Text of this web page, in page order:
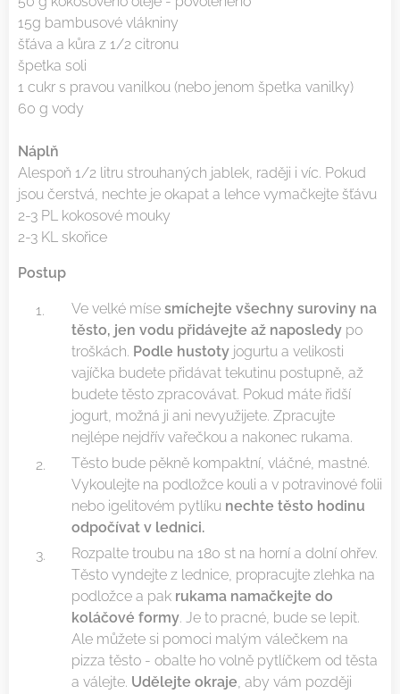
15g bambusové vlákniny
šťáva a kůra z 1/2 citronu
špetka soli
1 cukr s pravou vanilkou (nebo jenom špetka vanilky)
60 g vody
Náplň
Alespoň 1/2 litru strouhaných jablek, raději i víc. Pokud
jsou čerstvá, nechte je okapat a lehce vymačkejte šťávu
2-3 PL kokosové mouky
2-3 KL skořice
Postup
Ve velké míse smíchejte všechny suroviny na
těsto, jen vodu přidávejte až naposledy po
troškách. Podle hustoty jogurtu a velikosti
vajíčka budete přidávat tekutinu postupně, až
budete těsto zpracovávat. Pokud máte řidší
jogurt, možná ji ani nevyužijete. Zpracujte
nejlépe nejdřív vařečkou a nakonec rukama.
Těsto bude pěkně kompaktní, vláčné, mastné.
Vykoulejte na podložce kouli a v potravinové folii
nebo igelitovém pytlíku nechte těsto hodinu
odpočívat v lednici.
Rozpalte troubu na 180 st na horní a dolní ohřev.
Těsto vyndejte z lednice, propracujte zlehka na
podložce a pak rukama namačkejte do
koláčové formy. Je to pracné, bude se lepit.
Ale můžete si pomoci malým válečkem na
pizza těsto - obalte ho volně pytlíčkem od těsta
a válejte. Udělejte okraje, aby vám později